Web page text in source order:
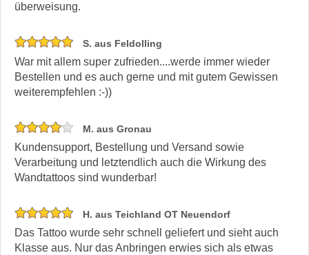
überweisung.
S. aus Feldolling
War mit allem super zufrieden....werde immer wieder
Bestellen und es auch gerne und mit gutem Gewissen
weiterempfehlen :-))
M. aus Gronau
Kundensupport, Bestellung und Versand sowie
Verarbeitung und letztendlich auch die Wirkung des
Wandtattoos sind wunderbar!
H. aus Teichland OT Neuendorf
Das Tattoo wurde sehr schnell geliefert und sieht auch
Klasse aus. Nur das Anbringen erwies sich als etwas